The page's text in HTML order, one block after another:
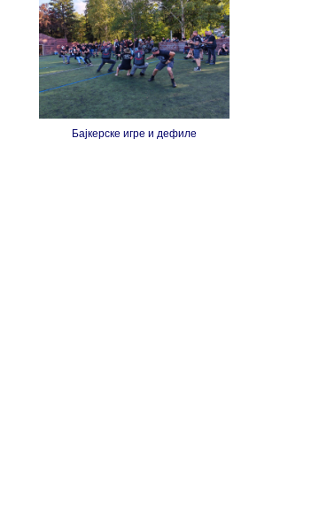
Бајкерске игре и дефиле